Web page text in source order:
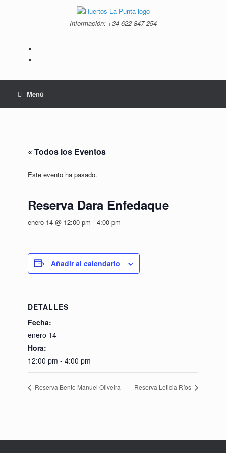
Información: +34 ‭622 847 254‬
Menú
« Todos los Eventos
Este evento ha pasado.
Reserva Dara Enfedaque
enero 14 @ 12:00 pm - 4:00 pm
Añadir al calendario
DETALLES
Fecha:
enero 14
Hora:
12:00 pm - 4:00 pm
Reserva Bento Manuel Oliveira Reserva Leticia Ríos